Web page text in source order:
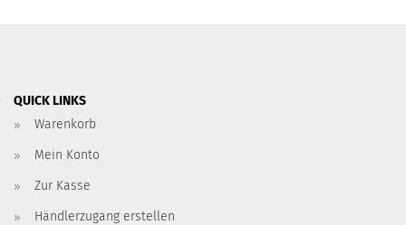
QUICK LINKS
Warenkorb
Mein Konto
Zur Kasse
Händlerzugang erstellen